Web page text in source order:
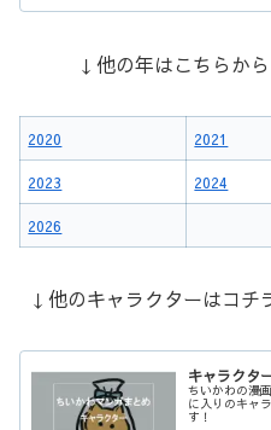
↓他の年はこちらか
2020 2021
2023 2024
2026
↓他のキャラクターはコチ
キャラクタ
ちいかわの漫
に入りのキャ
す！